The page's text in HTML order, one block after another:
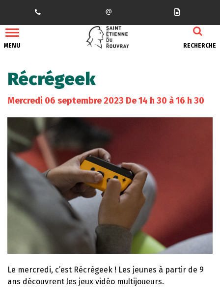
MENU RECHERCHE
Récrégeek
Mercredi 06 septembre 2023 De 14 h 30 à 16 h 30
Le mercredi, c’est Récrégeek ! Les jeunes à partir de 9
ans découvrent les jeux vidéo multijoueurs.